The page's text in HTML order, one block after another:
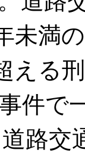
未満
える
件で
路交